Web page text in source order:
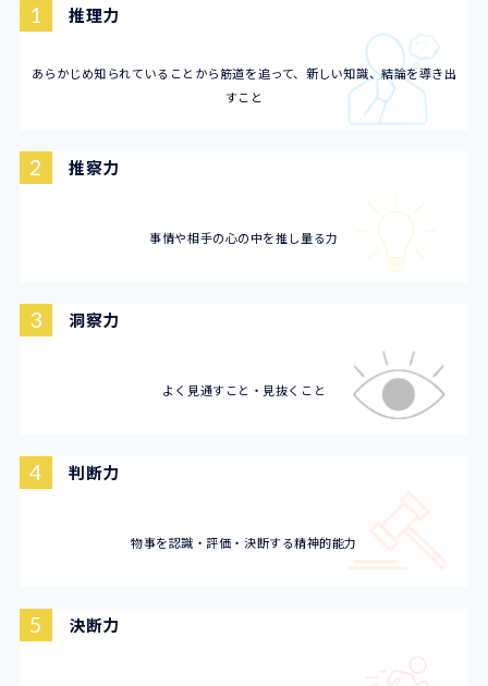
1 推理力
あらかじめ知られていることから筋道を追って、新しい知識、結論を導き出
すこと
2 推察力
事情や相手の心の中を推し量る力
3 洞察力
よく見通すこと・見抜くこと
4 判断力
物事を認識・評価・決断する精神的能力
5 決断力